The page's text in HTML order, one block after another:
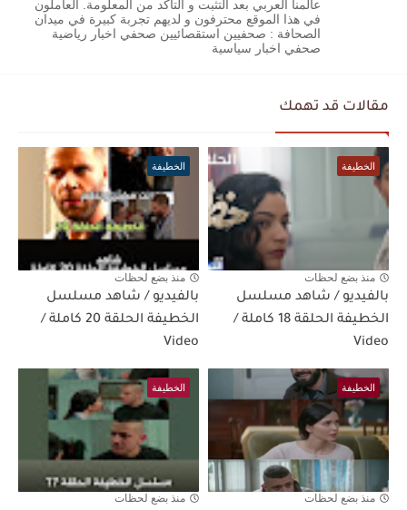
عالمنا العربي بعد التثبت و التاكد من المعلومة. العاملون
في هذا الموقع محترفون و لديهم تجربة كبيرة في ميدان
الصحافة : صحفيين استقصائيين صحفي اخبار رياضية
صحفي اخبار سياسية
مقالات قد تهمك
الخطيفة
منذ بضع لحظات
بالفيديو / شاهد مسلسل
الخطيفة الحلقة 18 كاملة /
Video
الخطيفة
منذ بضع لحظات
بالفيديو / شاهد مسلسل
الخطيفة الحلقة 20 كاملة /
Video
الخطيفة
منذ بضع لحظات
الخطيفة
منذ بضع لحظات